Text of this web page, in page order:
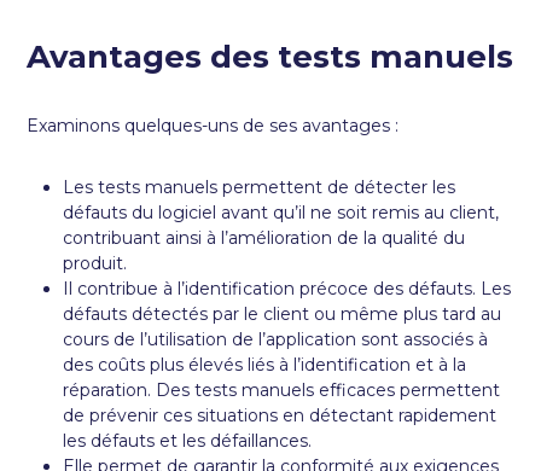
Avantages des tests manuels
Examinons quelques-uns de ses avantages :
Les tests manuels permettent de détecter les
défauts du logiciel avant qu’il ne soit remis au client,
contribuant ainsi à l’amélioration de la qualité du
produit.
Il contribue à l’identification précoce des défauts. Les
défauts détectés par le client ou même plus tard au
cours de l’utilisation de l’application sont associés à
des coûts plus élevés liés à l’identification et à la
réparation. Des tests manuels efficaces permettent
de prévenir ces situations en détectant rapidement
les défauts et les défaillances.
Elle permet de garantir la conformité aux exigences